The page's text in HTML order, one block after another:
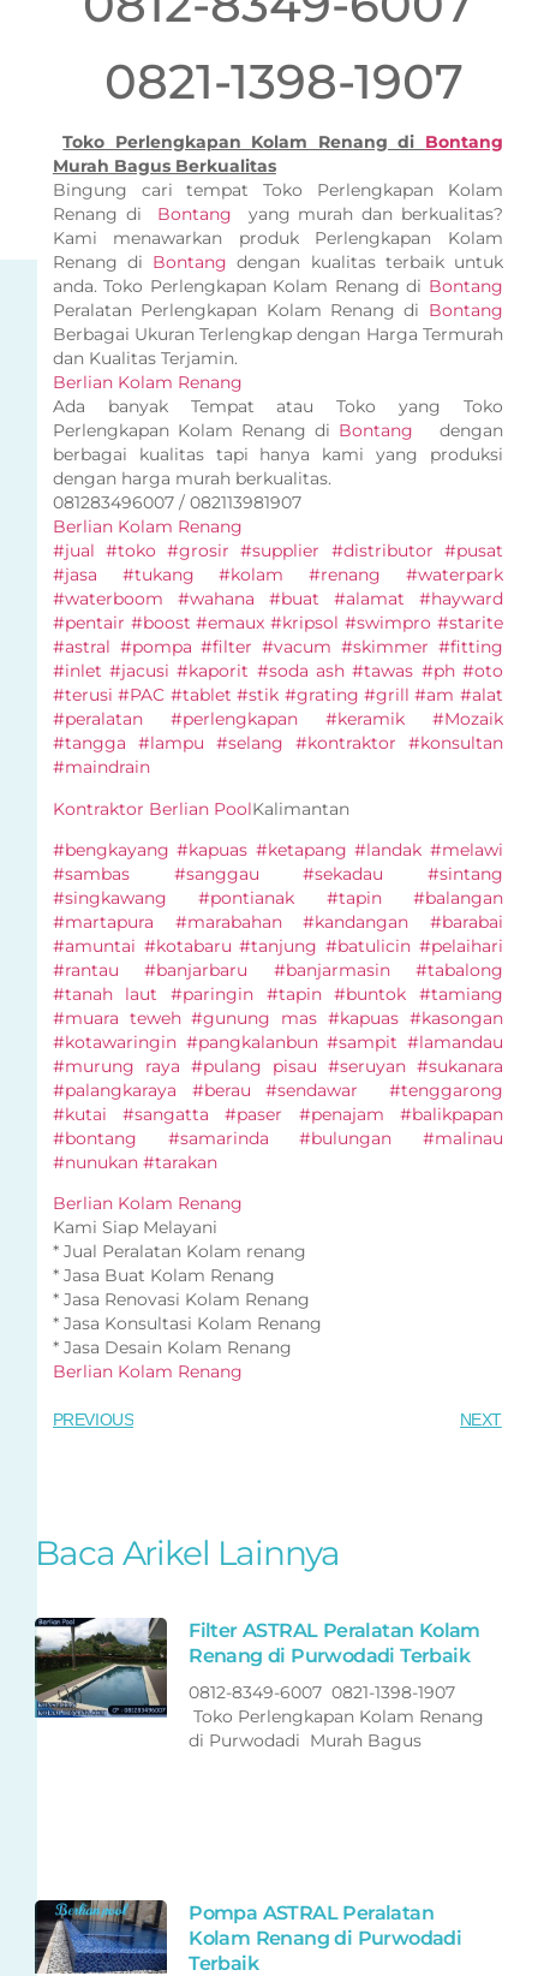
0821-1398-1907
Toko Perlengkapan Kolam Renang di Bontang
Murah Bagus Berkualitas
Bingung cari tempat Toko Perlengkapan Kolam
Renang di Bontang yang murah dan berkualitas?
Kami menawarkan produk Perlengkapan Kolam
Renang di Bontang dengan kualitas terbaik untuk
anda. Toko Perlengkapan Kolam Renang di Bontang
Peralatan Perlengkapan Kolam Renang di Bontang
Berbagai Ukuran Terlengkap dengan Harga Termurah
dan Kualitas Terjamin.
Berlian Kolam Renang
Ada banyak Tempat atau Toko yang Toko
Perlengkapan Kolam Renang di Bontang
dengan
berbagai kualitas tapi hanya kami yang produksi
dengan harga murah berkualitas.
081283496007 / 082113981907
Berlian Kolam Renang
#jual #toko #grosir #supplier #distributor #pusat
#jasa #tukang #kolam #renang #waterpark
#waterboom #wahana #buat #alamat #hayward
#pentair #boost #emaux #kripsol #swimpro #starite
#astral #pompa #filter #vacum #skimmer #fitting
#inlet #jacusi #kaporit #soda ash #tawas #ph #oto
#terusi #PAC #tablet #stik #grating #grill #am #alat
#peralatan #perlengkapan #keramik #Mozaik
#tangga #lampu #selang #kontraktor #konsultan
#maindrain
Kontraktor Berlian PoolKalimantan
#bengkayang #kapuas #ketapang #landak #melawi
#sambas #sanggau #sekadau #sintang
#singkawang #pontianak #tapin #balangan
#martapura #marabahan #kandangan #barabai
#amuntai #kotabaru #tanjung #batulicin #pelaihari
#rantau #banjarbaru #banjarmasin #tabalong
#tanah laut #paringin #tapin #buntok #tamiang
#muara teweh #gunung mas #kapuas #kasongan
#kotawaringin #pangkalanbun #sampit #lamandau
#murung raya #pulang pisau #seruyan #sukanara
#palangkaraya #berau #sendawar #tenggarong
#kutai #sangatta #paser #penajam #balikpapan
#bontang #samarinda #bulungan #malinau
#nunukan #tarakan
Berlian Kolam Renang
Kami Siap Melayani
* Jual Peralatan Kolam renang
* Jasa Buat Kolam Renang
* Jasa Renovasi Kolam Renang
* Jasa Konsultasi Kolam Renang
* Jasa Desain Kolam Renang
Berlian Kolam Renang
PREVIOUS NEXT
Baca Arikel Lainnya
Filter ASTRAL Peralatan Kolam
Renang di Purwodadi Terbaik
0812-8349-6007 0821-1398-1907
Toko Perlengkapan Kolam Renang
di Purwodadi Murah Bagus
Pompa ASTRAL Peralatan
Kolam Renang di Purwodadi
Terbaik